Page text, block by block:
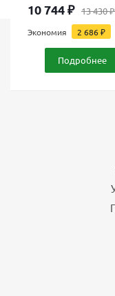
10 744₽ 13 430₽
Экономия 2 686₽
Подробнее